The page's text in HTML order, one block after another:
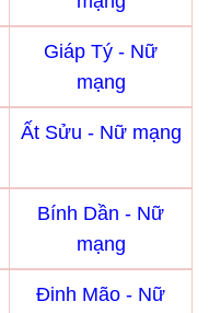
Giáp Tý - Nữ
mạng
Ất Sửu - Nữ mạng
Bính Dần - Nữ
mạng
Đinh Mão - Nữ